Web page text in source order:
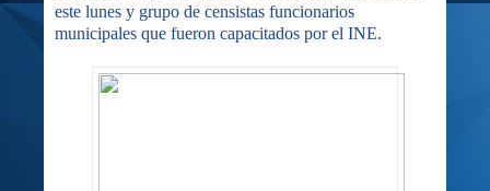
este lunes y grupo de censistas funcionarios
municipales que fueron capacitados por el INE.